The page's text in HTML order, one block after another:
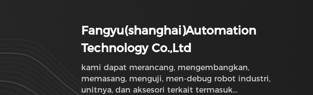
Fangyu(shanghai)Automation
Technology Co.,Ltd
kami dapat merancang, mengembangkan,
memasang, menguji, men-debug robot industri,
unitnya, dan aksesori terkait termasuk